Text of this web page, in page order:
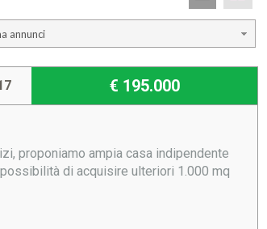
annunci
€ 195.000
proponiamo ampia casa indipendente
di acquisire ulteriori 1.000 mq